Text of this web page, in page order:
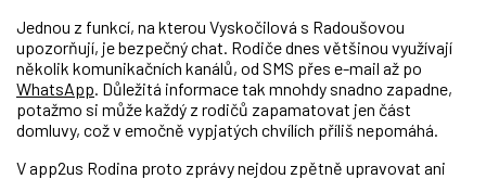
Jednou z funkcí, na kterou Vyskočilová s Radoušovou
upozorňují, je bezpečný chat. Rodiče dnes většinou využívají
několik komunikačních kanálů, od SMS přes e-mail až po
WhatsApp. Důležitá informace tak mnohdy snadno zapadne,
potažmo si může každý z rodičů zapamatovat jen část
domluvy, což v emočně vypjatých chvílích příliš nepomáhá.
V app2us Rodina proto zprávy nejdou zpětně upravovat ani